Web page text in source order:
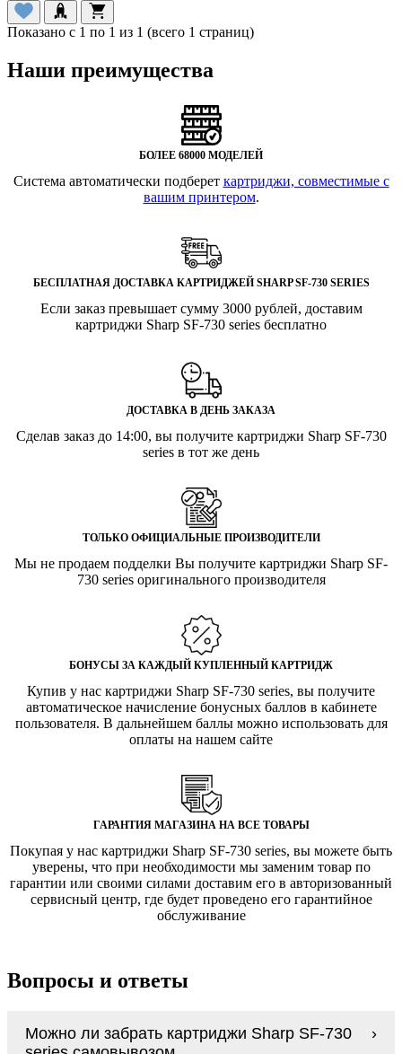
Показано с 1 по 1 из 1 (всего 1 страниц)
Наши преимущества
БОЛЕЕ 68000 МОДЕЛЕЙ
Система автоматически подберет картриджи, совместимые с
вашим принтером.
БЕСПЛАТНАЯ ДОСТАВКА КАРТРИДЖЕЙ SHARP SF-730 SERIES
Если заказ превышает сумму 3000 рублей, доставим
картриджи Sharp SF-730 series бесплатно
ДОСТАВКА В ДЕНЬ ЗАКАЗА
Сделав заказ до 14:00, вы получите картриджи Sharp SF-730
series в тот же день
ТОЛЬКО ОФИЦИАЛЬНЫЕ ПРОИЗВОДИТЕЛИ
Мы не продаем подделки Вы получите картриджи Sharp SF-
730 series оригинального производителя
БОНУСЫ ЗА КАЖДЫЙ КУПЛЕННЫЙ КАРТРИДЖ
Купив у нас картриджи Sharp SF-730 series, вы получите
автоматическое начисление бонусных баллов в кабинете
пользователя. В дальнейшем баллы можно использовать для
оплаты на нашем сайте
ГАРАНТИЯ МАГАЗИНА НА ВСЕ ТОВАРЫ
Покупая у нас картриджи Sharp SF-730 series, вы можете быть
уверены, что при необходимости мы заменим товар по
гарантии или своими силами доставим его в авторизованный
сервисный центр, где будет проведено его гарантийное
обслуживание
Вопросы и ответы
Можно ли забрать картриджи Sharp SF-730